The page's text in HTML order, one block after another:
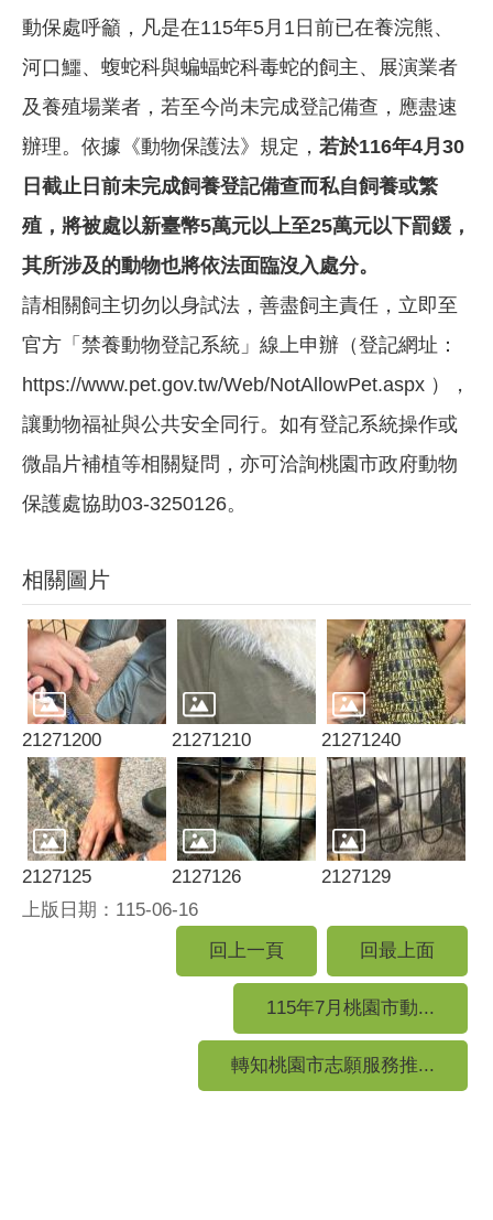
動保處呼籲，凡是在115年5月1日前已在養浣熊、
河口鱷、蝮蛇科與蝙蝠蛇科毒蛇的飼主、展演業者
及養殖場業者，若至今尚未完成登記備查，應盡速
辦理。依據《動物保護法》規定， 若於116年4月30
日截止日前未完成飼養登記備查而私自飼養或繁
殖，將被處以新臺幣5萬元以上至25萬元以下罰鍰，
其所涉及的動物也將依法面臨沒入處分。
請相關飼主切勿以身試法，善盡飼主責任，立即至
官方「禁養動物登記系統」線上申辦（登記網址：
https://www.pet.gov.tw/Web/NotAllowPet.aspx ），
讓動物福祉與公共安全同行。如有登記系統操作或
微晶片補植等相關疑問，亦可洽詢桃園市政府動物
保護處協助03-3250126。
相關圖片
21271200 21271210 21271240
2127125 2127126
2127129
上版日期：115-06-16
回上一頁
回最上面
115年7月桃園市動...
轉知桃園市志願服務推...